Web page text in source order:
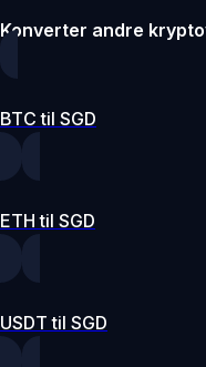
Konverter andre
BTC til SGD
ETH til SGD
USDT til SGD